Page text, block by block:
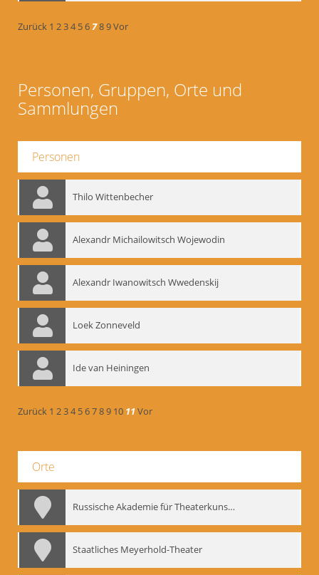
Zurück 1 234 56789Vor
Personen, Gruppen, Orte und
Sammlungen
Personen
Thilo Wittenbecher
Alexandr Michailowitsch Wojewodin
Alexandr Iwanowitsch Wwedenskij
Loek Zonneveld
Ide van Heiningen
Zurück 1 234 56789 10 11Vor
Orte
Russische Akademie für Theaterkunst – GITIS
Staatliches Meyerhold-Theater